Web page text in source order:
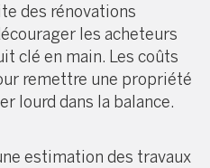
des rénovations
les acheteurs
clé en main. Les coûts
remettre une propriété
lourd dans la balance.
estimation des travaux